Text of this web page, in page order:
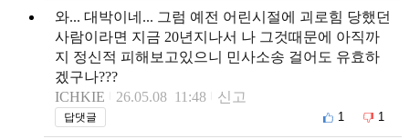
와... 대박이네... 그럼 예전 어린시절에 괴로힘 당했던
사람이라면 지금 20년지나서 나 그것때문에 아직까
지 정신적 피해보고있으니 민사소송 걸어도 유효하
겠구나???
ICHKIE
26.05.08 11:48 신고
답댓글 1 1